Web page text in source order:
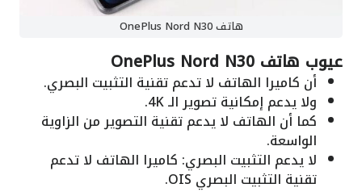
هاتف OnePlus Nord N30
عيوب هاتف OnePlus Nord N30
أن كاميرا الهاتف لا تدعم تقنية التثبيت البصري.
ولا يدعم إمكانية تصوير الـ 4K.
كما أن الهاتف لا يدعم تقنية التصوير من الزاوية
الواسعة.
لا يدعم التثبيت البصري: كاميرا الهاتف لا تدعم
تقنية التثبيت البصري OIS.